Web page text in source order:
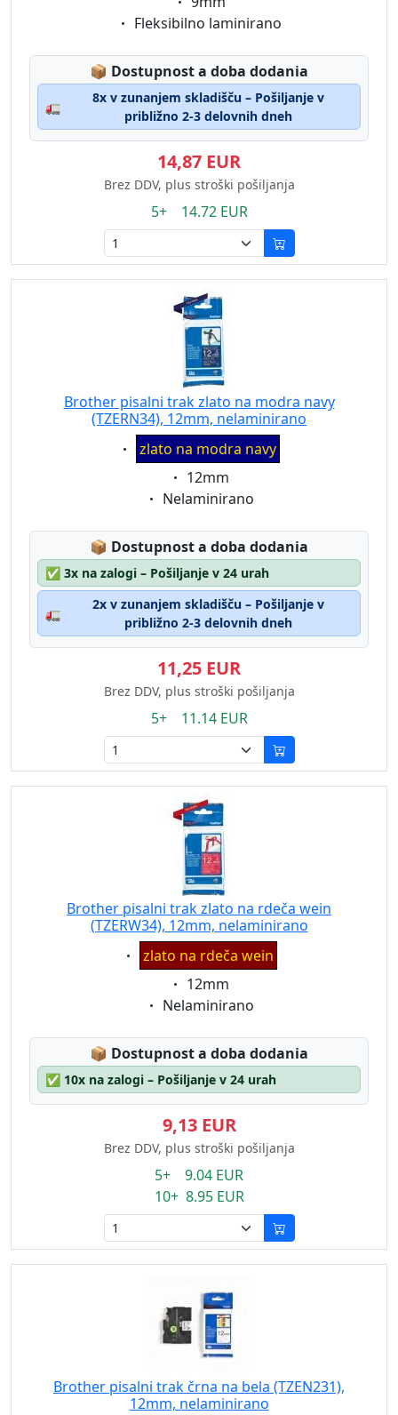
Eigenschaft:
Fleksibilno laminirano
📦 Lagerstatus:
Dostupnost a doba dodania
🚛
8x v zunanjem skladišču – Pošiljanje v
približno 2-3 delovnih dneh
14,87 EUR
Brez DDV, plus stroški pošiljanja
5+ 14.72 EUR
Brother pisalni trak zlato na modra navy
(TZERN34), 12mm, nelaminirano
Eigenschaft:
zlato na modra navy
Eigenschaft:
12mm
Eigenschaft:
Nelaminirano
📦 Lagerstatus:
Dostupnost a doba dodania
✅ 3x na zalogi – Pošiljanje v 24 urah
🚛
2x v zunanjem skladišču – Pošiljanje v
približno 2-3 delovnih dneh
11,25 EUR
Brez DDV, plus stroški pošiljanja
5+ 11.14 EUR
Brother pisalni trak zlato na rdeča wein
(TZERW34), 12mm, nelaminirano
Eigenschaft:
zlato na rdeča wein
Eigenschaft:
12mm
Eigenschaft:
Nelaminirano
📦 Lagerstatus:
Dostupnost a doba dodania
✅ 10x na zalogi – Pošiljanje v 24 urah
9,13 EUR
Brez DDV, plus stroški pošiljanja
5+ 9.04 EUR
10+ 8.95 EUR
Brother pisalni trak črna na bela (TZEN231),
12mm, nelaminirano